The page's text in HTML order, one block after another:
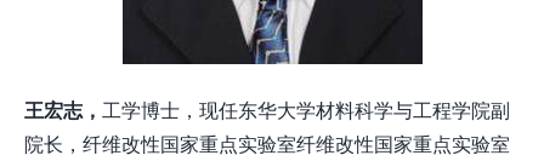
王宏志， 工学博士，现任东华大学材料科学与工程学院副
院长，纤维改性国家重点实验室纤维改性国家重点实验室